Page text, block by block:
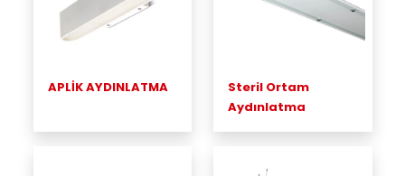
APLİK AYDINLATMA
Steril Ortam
Aydınlatma